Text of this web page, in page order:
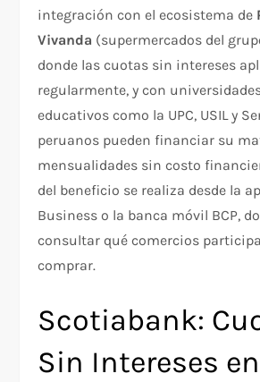
integración con el ecosistema de
Vivanda (supermercados del
donde las cuotas sin intereses
regularmente, y con
educativos como la UPC, USIL y
peruanos pueden financiar su
mensualidades sin costo
del beneficio se realiza desde la
Business o la banca móvil BCP,
consultar qué comercios
comprar.
Scotiabank:
Sin Intereses en